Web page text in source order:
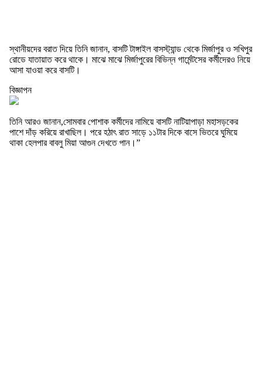
স্থানীয়দের বরাত দিয়ে তিনি জানান, বাসটি টাঙ্গাইল বাসস্ট্যান্ড থেকে মির্জাপুর ও সখিপুর
রোডে যাতায়াত করে থাকে। মাঝে মাঝে মির্জাপুরের বিভিন্ন গার্মেন্টসের কর্মীদেরও নিয়ে
আসা যাওয়া করে বাসটি।
বিজ্ঞাপন
তিনি আরও জানান,সোমবার পোশাক কর্মীদের নামিয়ে বাসটি নাটিয়াপাড়া মহাসড়কের
পাশে দাঁড় করিয়ে রাখাছিল। পরে হঠাৎ রাত সাড়ে ১১টার দিকে বাসে ভিতরে ঘুমিয়ে
থাকা হেলপার বাবলু মিয়া আগুন দেখতে পান।”